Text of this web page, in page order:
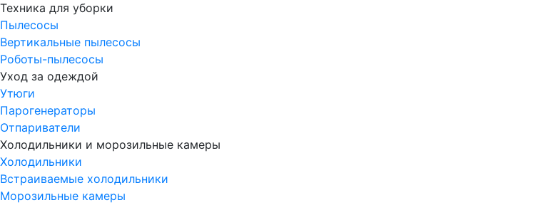
Техника для уборки
Пылесосы
Вертикальные пылесосы
Роботы-пылесосы
Уход за одеждой
Утюги
Парогенераторы
Отпариватели
Холодильники и морозильные камеры
Холодильники
Встраиваемые холодильники
Морозильные камеры